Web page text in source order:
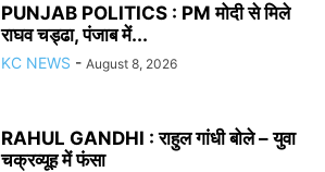
PUNJAB POLITICS : PM मोदी से मिले
राघव चड्ढा, पंजाब में...
KC NEWS - August 8, 2026
RAHUL GANDHI : राहुल गांधी बोले – युवा
चक्रव्यूह में फंसा